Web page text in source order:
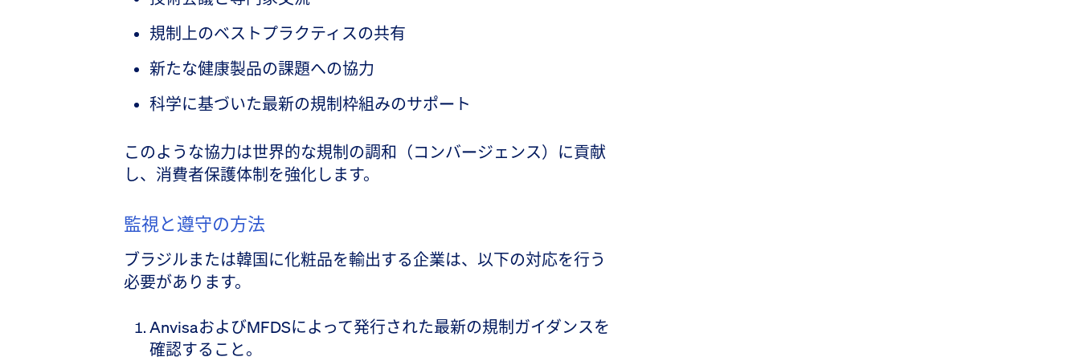
規制上のベストプラクティスの共有
新たな健康製品の課題への協力
科学に基づいた最新の規制枠組みのサポート
このような協力は世界的な規制の調和（コンバージェンス）に貢献
し、消費者保護体制を強化します。
監視と遵守の方法
ブラジルまたは韓国に化粧品を輸出する企業は、以下の対応を行う
必要があります。
AnvisaおよびMFDSによって発行された最新の規制ガイダンスを
確認すること。